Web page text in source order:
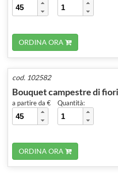
ORDINA ORA
cod. 102582
Bouquet campestre di
a partire da € Quantità:
ORDINA ORA